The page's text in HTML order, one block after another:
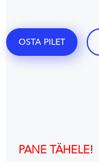
PANE TÄHELE!
OSTA PILET